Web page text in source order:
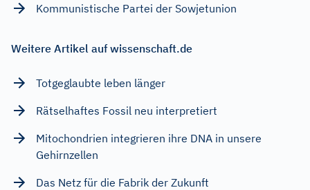
Kommunistische Partei der Sowjetunion
Weitere Artikel auf wissenschaft.de
Totgeglaubte leben länger
Rätselhaftes Fossil neu interpretiert
Mitochondrien integrieren ihre DNA in unsere
Gehirnzellen
Das Netz für die Fabrik der Zukunft